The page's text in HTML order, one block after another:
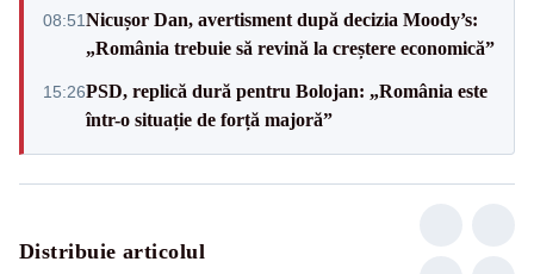
08:51Nicușor Dan, avertisment după decizia Moody’s:
„România trebuie să revină la creștere economică”
15:26PSD, replică dură pentru Bolojan: „România este
într-o situație de forță majoră”
Distribuie articolul